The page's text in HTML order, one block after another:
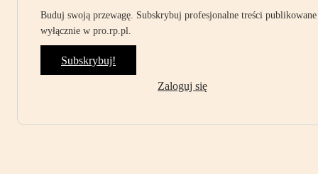
Buduj swoją przewagę. Subskrybuj profesjonalne treści publikowane
wyłącznie w pro.rp.pl.
Subskrybuj!
Zaloguj się